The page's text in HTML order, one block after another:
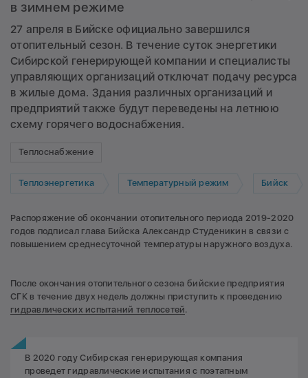
в зимнем режиме
27 апреля в Бийске официально завершился
отопительный сезон. В течение суток энергетики
Сибирской генерирующей компании и специалисты
управляющих организаций отключат подачу ресурса
в жилые дома. Здания различных организаций и
предприятий также будут переведены на летнюю
схему горячего водоснабжения.
Теплоснабжение
Теплоэнергетика Температурный режим Бийск
Распоряжение об окончании отопительного периода 2019-2020
годов подписал глава Бийска Александр Студеникин в связи с
повышением среднесуточной температуры наружного воздуха.
После окончания отопительного сезона бийские предприятия
СГК в течение двух недель должны приступить к проведению
гидравлических испытаний теплосетей.
В 2020 году Сибирская генерирующая компания
проведет гидравлические испытания с поэтапным